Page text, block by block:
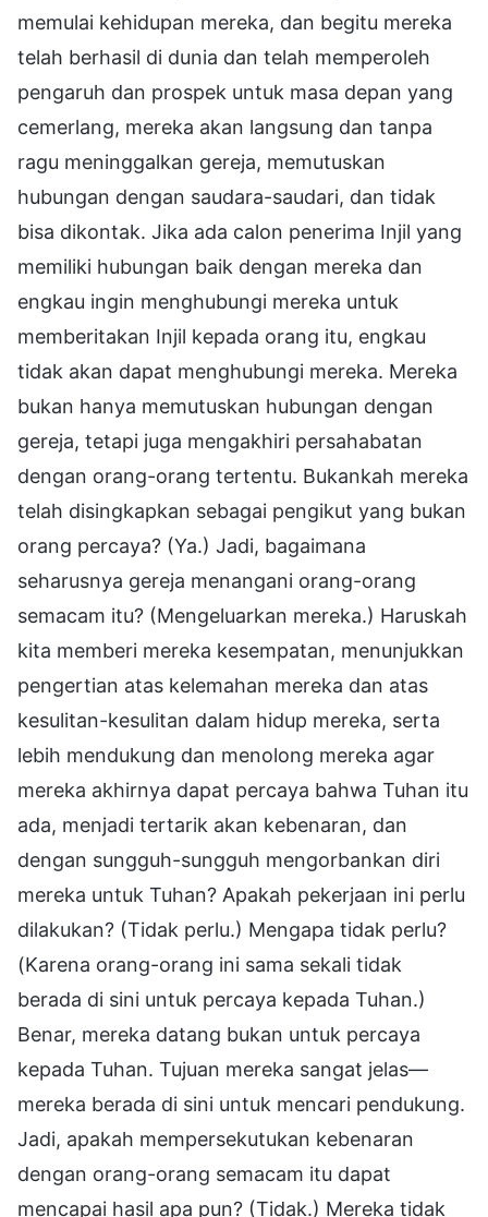
memulai kehidupan mereka, dan begitu mereka
telah berhasil di dunia dan telah memperoleh
pengaruh dan prospek untuk masa depan yang
cemerlang, mereka akan langsung dan tanpa
ragu meninggalkan gereja, memutuskan
hubungan dengan saudara-saudari, dan tidak
bisa dikontak. Jika ada calon penerima Injil yang
memiliki hubungan baik dengan mereka dan
engkau ingin menghubungi mereka untuk
memberitakan Injil kepada orang itu, engkau
tidak akan dapat menghubungi mereka. Mereka
bukan hanya memutuskan hubungan dengan
gereja, tetapi juga mengakhiri persahabatan
dengan orang-orang tertentu. Bukankah mereka
telah disingkapkan sebagai pengikut yang bukan
orang percaya? (Ya.) Jadi, bagaimana
seharusnya gereja menangani orang-orang
semacam itu? (Mengeluarkan mereka.) Haruskah
kita memberi mereka kesempatan, menunjukkan
pengertian atas kelemahan mereka dan atas
kesulitan-kesulitan dalam hidup mereka, serta
lebih mendukung dan menolong mereka agar
mereka akhirnya dapat percaya bahwa Tuhan itu
ada, menjadi tertarik akan kebenaran, dan
dengan sungguh-sungguh mengorbankan diri
mereka untuk Tuhan? Apakah pekerjaan ini perlu
dilakukan? (Tidak perlu.) Mengapa tidak perlu?
(Karena orang-orang ini sama sekali tidak
berada di sini untuk percaya kepada Tuhan.)
Benar, mereka datang bukan untuk percaya
kepada Tuhan. Tujuan mereka sangat jelas—
mereka berada di sini untuk mencari pendukung.
Jadi, apakah mempersekutukan kebenaran
dengan orang-orang semacam itu dapat
mencapai hasil apa pun? (Tidak.) Mereka tidak